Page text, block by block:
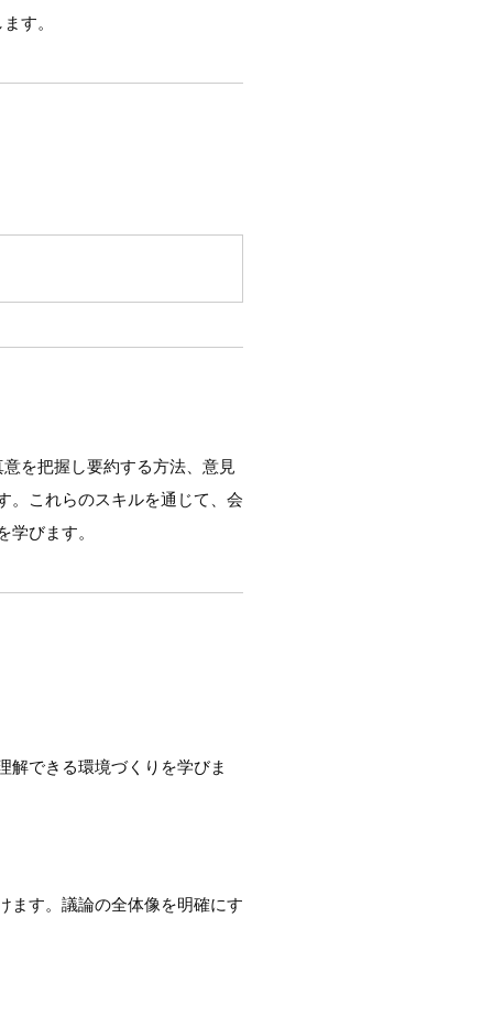
す。
を把握し要約する方法、意見
。これらのスキルを通じて、会
びます。
解できる環境づくりを学びま
ます。議論の全体像を明確にす